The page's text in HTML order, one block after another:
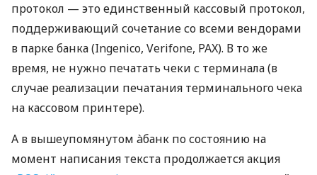
протокол — это единственный кассовый протокол,
поддерживающий сочетание со всеми вендорами
в парке банка (Ingenico, Verifone, PAX). В то же
время, не нужно печатать чеки с терминала (в
случае реализации печатания терминального чека
на кассовом принтере).
А в вышеупомянутом àбанк по состоянию на
момент написания текста продолжается акция